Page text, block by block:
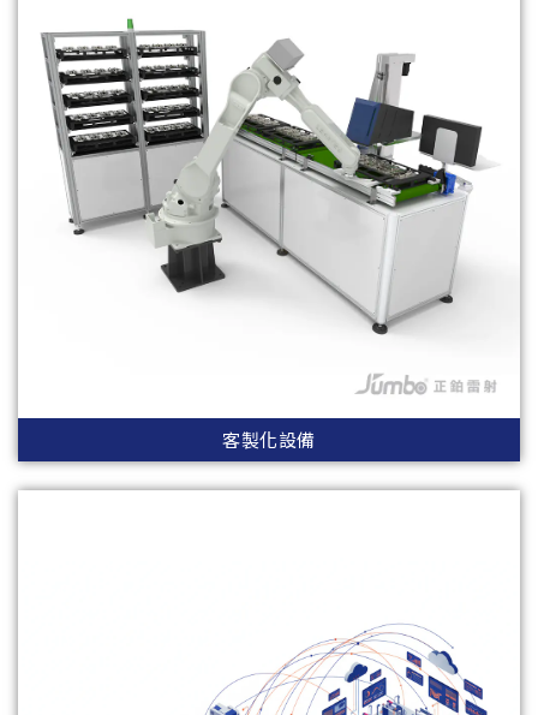
客製化設備